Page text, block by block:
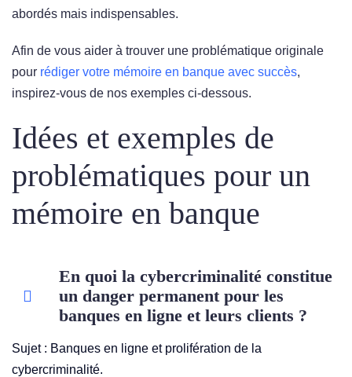
abordés mais indispensables.
Afin de vous aider à trouver une problématique originale
pour rédiger votre mémoire en banque avec succès,
inspirez-vous de nos exemples ci-dessous.
Idées et exemples de
problématiques pour un
mémoire en banque
En quoi la cybercriminalité constitue
un danger permanent pour les
banques en ligne et leurs clients ?
Sujet : Banques en ligne et prolifération de la
cybercriminalité.